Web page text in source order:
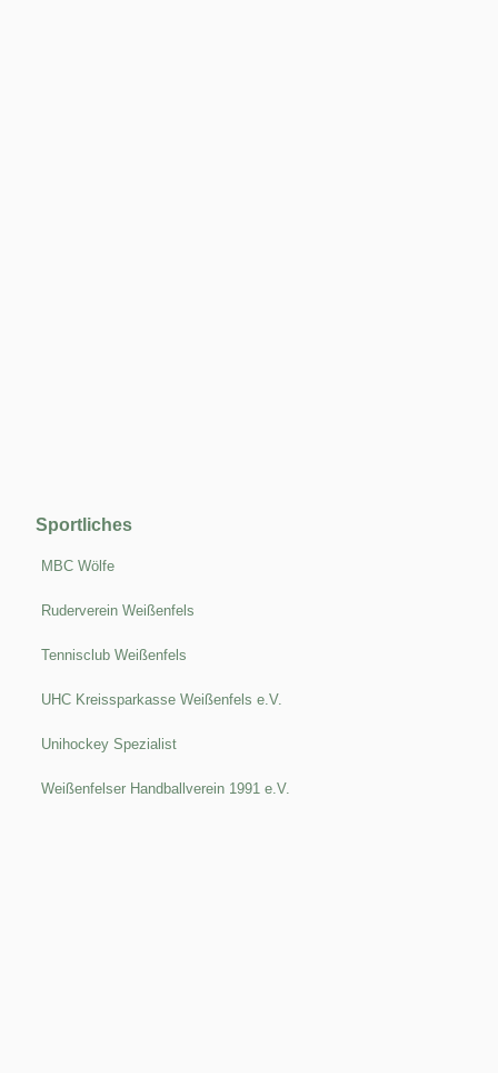
Sportliches
MBC Wölfe
Ruderverein Weißenfels
Tennisclub Weißenfels
UHC Kreissparkasse Weißenfels e.V.
Unihockey Spezialist
Weißenfelser Handballverein 1991 e.V.